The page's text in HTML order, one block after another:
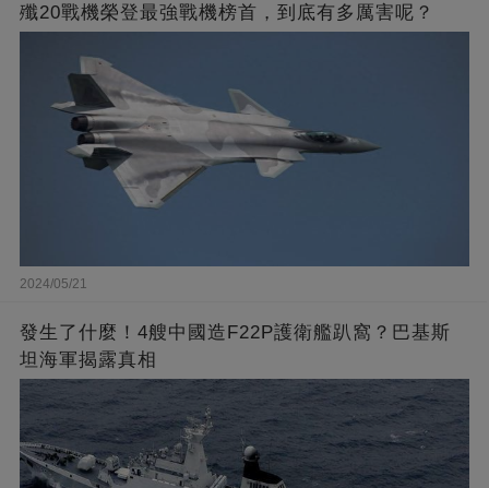
殲20戰機榮登最強戰機榜首，到底有多厲害呢？
2024/05/21
發生了什麼！4艘中國造F22P護衛艦趴窩？巴基斯
坦海軍揭露真相